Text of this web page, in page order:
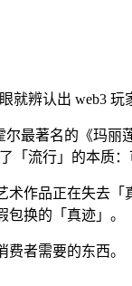
就辨认出 web3
尔最著名的《玛
「流行」的本质
作品正在失去
换的「真迹」。
费者需要的东西。